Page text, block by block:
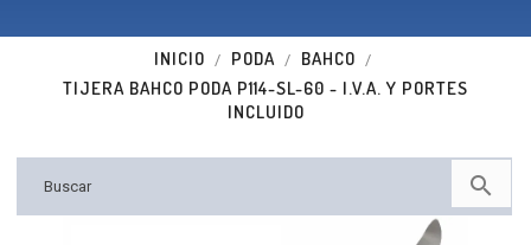
INICIO PODA
BAHCO
TIJERA BAHCO PODA P114-SL-60 - I.V.A. Y PORTES
INCLUIDO
